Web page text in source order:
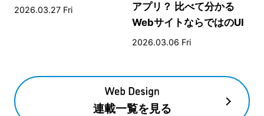
2026.03.27 Fri
アプリ？ 比べて分かる
WebサイトならではのUI
とデザイン
2026.03.06 Fri
連載一覧を見る